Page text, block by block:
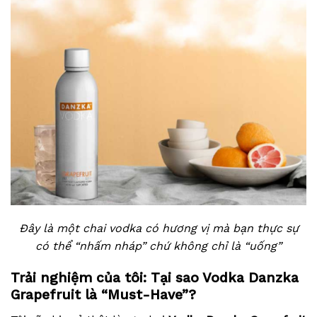
Đây là một chai vodka có hương vị mà bạn thực sự
có thể “nhấm nháp” chứ không chỉ là “uống”
Trải nghiệm của tôi: Tại sao Vodka Danzka
Grapefruit là “Must-Have”?